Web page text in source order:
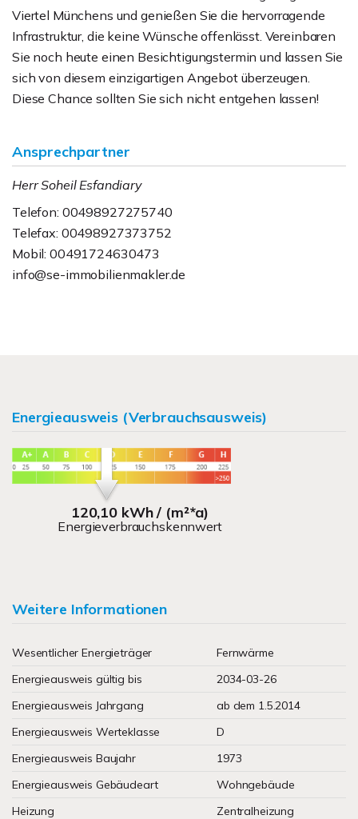
Viertel Münchens und genießen Sie die hervorragende
Infrastruktur, die keine Wünsche offenlässt. Vereinbaren
Sie noch heute einen Besichtigungstermin und lassen Sie
sich von diesem einzigartigen Angebot überzeugen.
Diese Chance sollten Sie sich nicht entgehen lassen!
Ansprechpartner
Herr Soheil Esfandiary
Telefon: 00498927275740
Telefax: 00498927373752
Mobil: 00491724630473
info@se-immobilienmakler.de
Energieausweis (Verbrauchsausweis)
120,10 kWh / (m²*a)
Energieverbrauchskennwert
Weitere Informationen
Wesentlicher Energieträger
Fernwärme
Energieausweis gültig bis
2034-03-26
Energieausweis Jahrgang
ab dem 1.5.2014
Energieausweis Werteklasse
D
Energieausweis Baujahr
1973
Energieausweis Gebäudeart
Wohngebäude
Heizung
Zentralheizung